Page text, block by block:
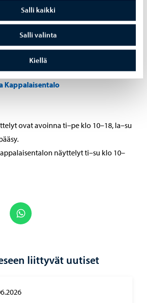
Salli kaikki
Salli valinta
Kiellä
näyttelytiedot
Kappalaisentalo
ovat avoinna ti–pe klo 10–18, la–su
näyttelyt ti–su klo 10–
Jaa LinkedIn
liittyvät uutiset